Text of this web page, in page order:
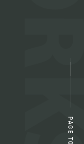
PAGE TOP